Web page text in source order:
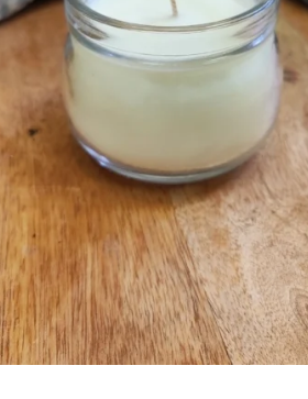
kad padidintumėte